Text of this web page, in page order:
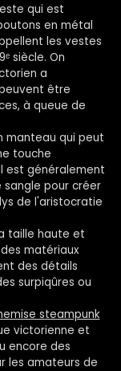
qui est
en métal
les vestes
siècle. On
a
être
à queue de
qui peut
touche
est généralement
sangle pour créer
de l'aristocratie
taille haute et
matériaux
des détails
surpiqûres ou
steampunk
victorienne et
encore des
les amateurs de